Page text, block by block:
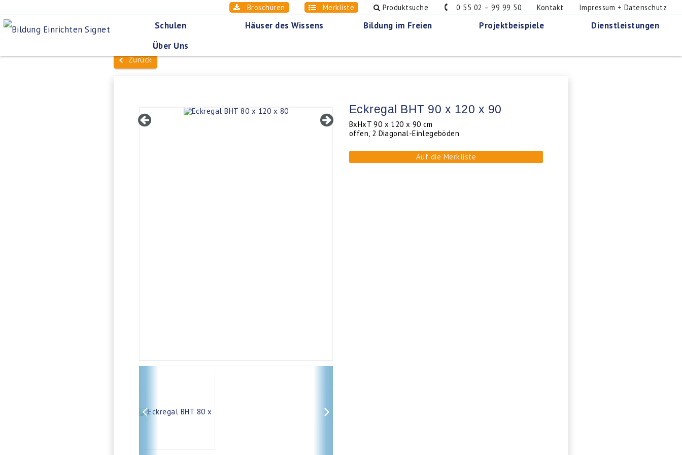
Broschüren Merkliste Produktsuche 0 55 02 – 99 99 50 Kontakt Impressum + Datenschutz
Schulen Häuser des Wissens Bildung im Freien Projektbeispiele
Dienstleistungen
Über Uns
Zurück
Eckregal BHT 90 x 120 x 90
BxHxT 90 x 120 x 90 cm
offen, 2 Diagonal-Einlegeböden
Auf die Merkliste